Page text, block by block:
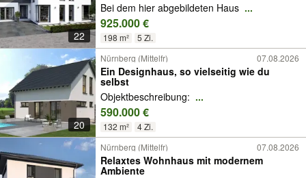
22
Bei dem hier abgebildeten Haus ...
925.000 €
198 m² 5 Zi.
20
Nürnberg (Mittelfr) 07.08.2026
Ein Designhaus, so vielseitig wie du
selbst
Objektbeschreibung: ...
590.000 €
132 m² 4 Zi.
Nürnberg (Mittelfr) 07.08.2026
Relaxtes Wohnhaus mit modernem
Ambiente